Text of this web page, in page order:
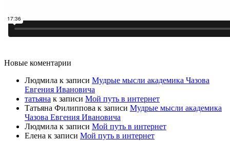
Новые коментарии
Людмила к записи Мудрые мысли академика Чазова
Евгения Ивановича
татьяна к записи Мой путь в интернет
Татьяна Филиппова к записи Мудрые мысли академика
Чазова Евгения Ивановича
Людмила к записи Мой путь в интернет
Елена к записи Мой путь в интернет